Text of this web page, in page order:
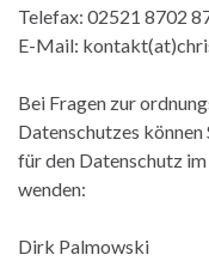
Telefax: 02521 8702
E-Mail:
Bei Fragen zur
Datenschutzes
für den Datenschutz
wenden:
Dirk Palmowski